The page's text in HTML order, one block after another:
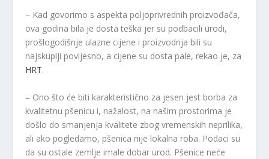
– Kad govorimo s aspekta poljoprivrednih proizvođača,
ova godina bila je dosta teška jer su podbacili urodi,
prošlogodišnje ulazne cijene i proizvodnja bili su
najskuplji povijesno, a cijene su dosta pale, rekao je, za
HRT.
– Ono što će biti karakteristično za jesen jest borba za
kvalitetnu pšenicu i, nažalost, na našim prostorima je
došlo do smanjenja kvalitete zbog vremenskih neprilika,
ali ako pogledamo, pšenica nije lokalna roba. Podaci su
da su ostale zemlje imale dobar urod. Pšenice neće